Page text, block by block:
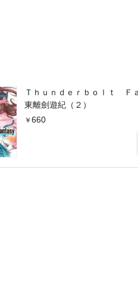
Ｔｈｕｎｄｅｒｂｏｌｔ Ｆ
東離劍遊紀（２）
660